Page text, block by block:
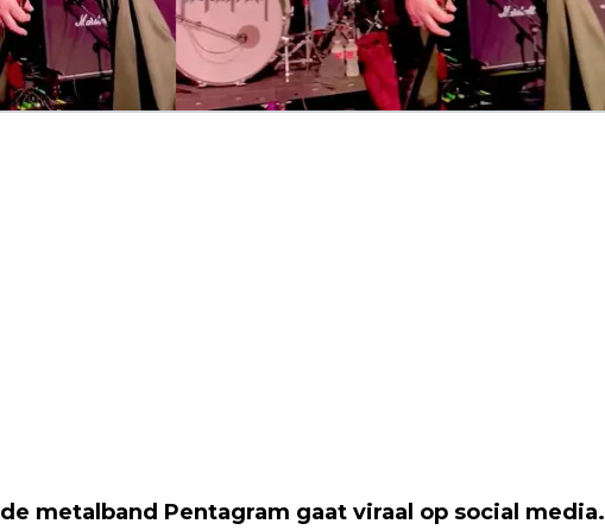
metalband Pentagram gaat viraal op social media.